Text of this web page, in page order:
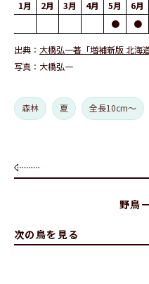
1月
2月 3月 4月 5月 6月
●
●
出典
大橋弘一著「増補新版 北海
写真
大橋弘一
森林 夏 全長10cm～
野鳥
次の鳥を見る